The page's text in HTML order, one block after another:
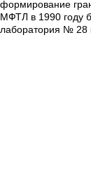
формирование
МФТЛ в 1990 году
лаборатория № 28